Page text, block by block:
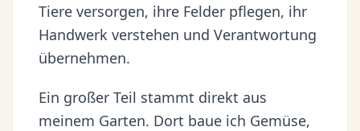
Tiere versorgen, ihre Felder pflegen, ihr
Handwerk verstehen und Verantwortung
übernehmen.
Ein großer Teil stammt direkt aus
meinem Garten. Dort baue ich Gemüse,